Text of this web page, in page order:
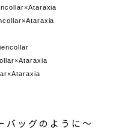
バッグのように〜